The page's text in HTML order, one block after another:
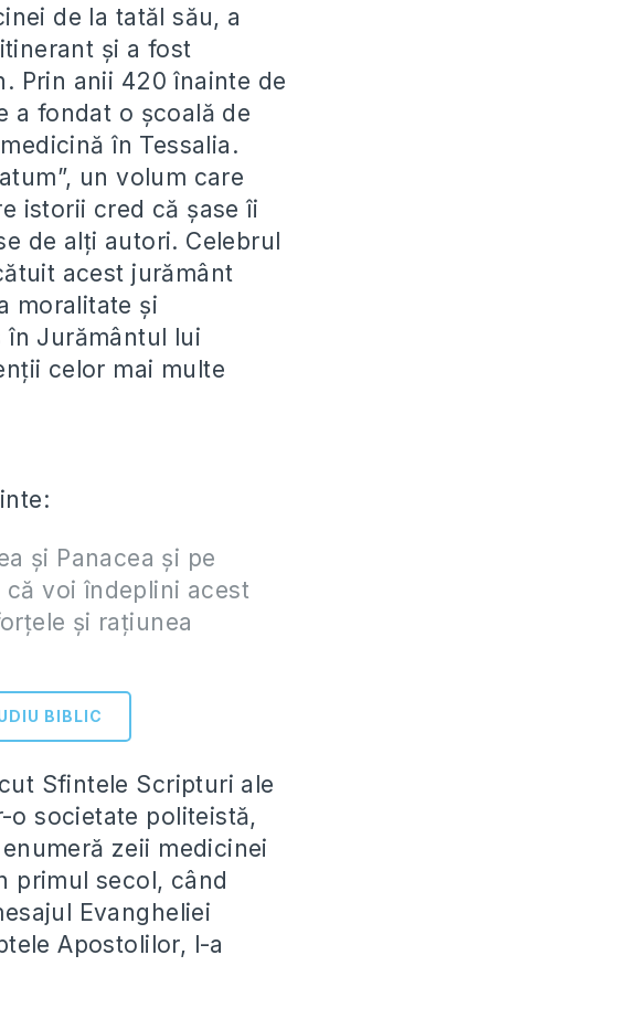
de la tatăl său, a
şi a fost
Prin anii 420 înainte de
a fondat o şcoală de
în Tessalia.
un volum care
istorii cred că şase îi
de alţi autori. Celebrul
acest jurământ
moralitate şi
în Jurământul lui
celor mai multe
şi Panacea şi pe
voi îndeplini acest
şi raţiunea
BIBLIC
Sfintele Scripturi ale
o societate politeistă,
zeii medicinei
primul secol, când
Evangheliei
Apostolilor, l-a